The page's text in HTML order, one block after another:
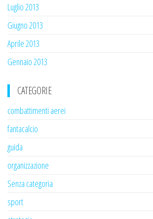
Luglio 2013
Giugno 2013
Aprile 2013
Gennaio 2013
CATEGORIE
combattimenti aerei
fantacalcio
guida
organizzazione
Senza categoria
sport